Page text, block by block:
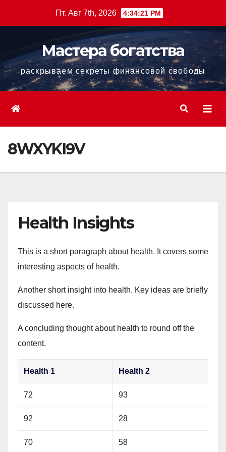
Пт. Авг 7th, 2026 4:34:22 PM
Мастера богатства
раскрываем секреты финансовой свободы
8WXYKI9V
Health Insights
This is a short paragraph about health. It covers some
interesting aspects of health.
Another short insight into health. Key ideas are briefly
discussed here.
A concluding thought about health to round off the
content.
Health 1 Health 2
72 93
92 28
70 58